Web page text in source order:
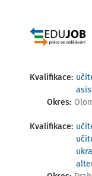
Kvalifikace:
Okres:
Kvalifikace: